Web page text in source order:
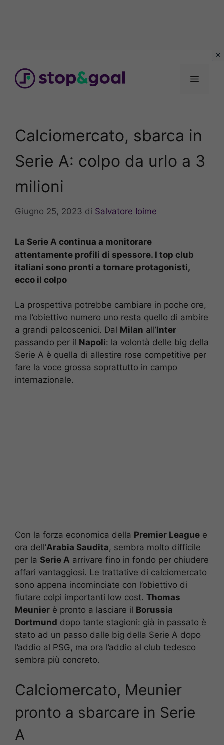
contenuto
Menu
Calciomercato, sbarca in
Serie A: colpo da urlo a 3
milioni
Giugno 25, 2023 di Salvatore Ioime
La Serie A continua a monitorare
attentamente profili di spessore. I top club
italiani sono pronti a tornare protagonisti,
ecco il colpo
La prospettiva potrebbe cambiare in poche ore,
ma l’obiettivo numero uno resta quello di ambire
a grandi palcoscenici. Dal Milan all’Inter
passando per il Napoli: la volontà delle big della
Serie A è quella di allestire rose competitive per
fare la voce grossa soprattutto in campo
internazionale.
Con la forza economica della Premier League e
ora dell’Arabia Saudita, sembra molto difficile
per la Serie A arrivare fino in fondo per chiudere
affari vantaggiosi. Le trattative di calciomercato
sono appena incominciate con l’obiettivo di
fiutare colpi importanti low cost. Thomas
Meunier è pronto a lasciare il Borussia
Dortmund dopo tante stagioni: già in passato è
stato ad un passo dalle big della Serie A dopo
l’addio al PSG, ma ora l’addio al club tedesco
sembra più concreto.
Calciomercato, Meunier
pronto a sbarcare in Serie
A